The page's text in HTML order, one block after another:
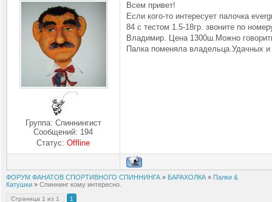
Группа: Спиннингист
Сообщений: 194
Статус:Offline
Всем привет!
Если кого-то интересует палочка
84 с тестом 1.5-18гр. звоните по
Владимир. Цена 1300ш.Можно
Палка поменяла владельца.Удачных
ФОРУМ ФАНАТОВ СПОРТИВНОГО СПИННИНГА » БАРАХОЛКА » Палки &
Катушки » Спиннинг кому интересно.
Страница 1 из 1 1